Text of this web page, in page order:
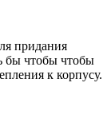
придания
бы чтобы чтобы
к корпусу.